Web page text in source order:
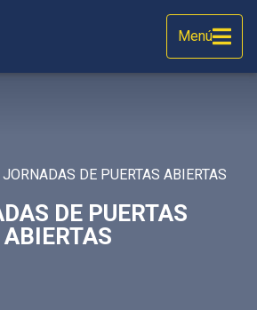
Menú
JORNADAS DE PUERTAS ABIERTAS
DE PUERTAS
ABIERTAS